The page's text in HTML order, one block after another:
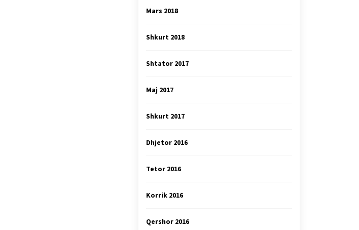
Mars 2018
Shkurt 2018
Shtator 2017
Maj 2017
Shkurt 2017
Dhjetor 2016
Tetor 2016
Korrik 2016
Qershor 2016